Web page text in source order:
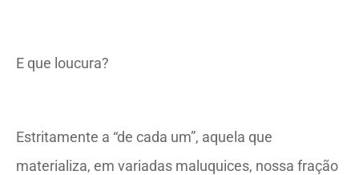
E que loucura?
Estritamente a “de cada um”, aquela que
materializa, em variadas maluquices, nossa fração